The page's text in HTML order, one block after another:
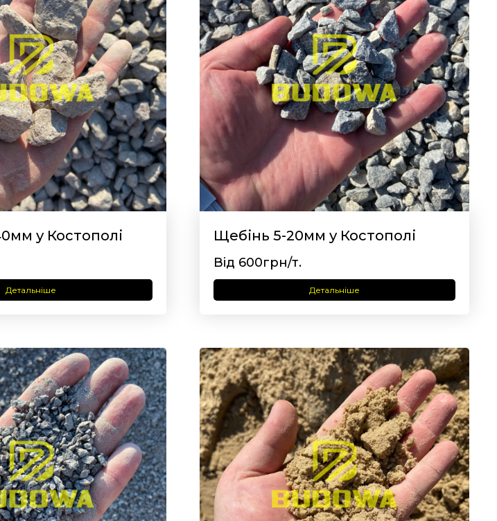
у Костополі
Детальніше
Щебінь 5-20мм у Костополі
Від 600грн/т.
Детальніше